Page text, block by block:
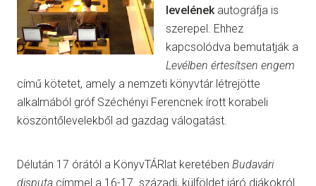
levelénekautográfja is
szerepel. Ehhez
kapcsolódva bemutatják a
Levélben értesítsen engem
című kötetet, amely a nemzeti könyvtár létrejötte
alkalmából gróf Széchényi Ferencnek írott korabeli
köszöntőlevelekből ad gazdag válogatást.
Délután 17 órától a KönyvTÁRlat keretében Budavári
disputa címmel a 16-17. századi, külföldet járó diákokról